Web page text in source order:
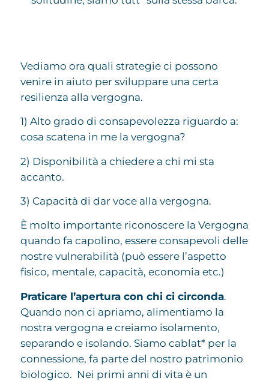
Vediamo ora quali strategie ci possono
venire in aiuto per sviluppare una certa
resilienza alla vergogna.
1) Alto grado di consapevolezza riguardo a:
cosa scatena in me la vergogna?
2) Disponibilità a chiedere a chi mi sta
accanto.
3) Capacità di dar voce alla vergogna.
È molto importante riconoscere la Vergogna
quando fa capolino, essere consapevoli delle
nostre vulnerabilità (può essere l’aspetto
fisico, mentale, capacità, economia etc.)
Praticare l’apertura con chi ci circonda.
Quando non ci apriamo, alimentiamo la
nostra vergogna e creiamo isolamento,
separando e isolando. Siamo cablat* per la
connessione, fa parte del nostro patrimonio
biologico. Nei primi anni di vita è un